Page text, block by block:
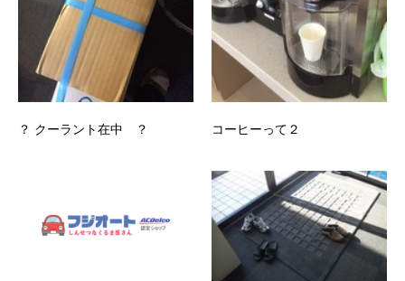
？ クーラント在中 ？ コーヒーって２